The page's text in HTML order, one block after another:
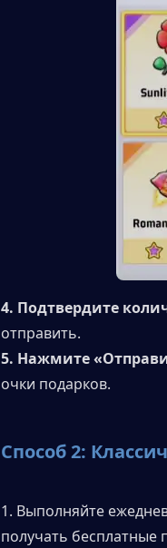
4. Подтвердите
отправить.
5. Нажмите
очки подарков.
Способ 2:
1. Выполняйте
получать